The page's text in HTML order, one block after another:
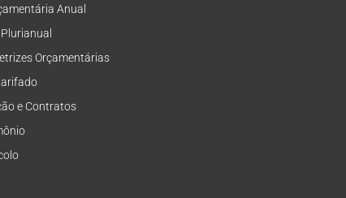
Anual
Orçamentárias
e Contratos